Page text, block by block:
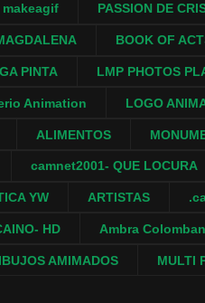
makeagif PASSION DE
BOOK OF
PINTA LMP PHOTOS
Animation LOGO
ALIMENTOS
camnet2001- QUE LOCURA
YW ARTISTAS
HD Ambra
AMIMADOS MULTI